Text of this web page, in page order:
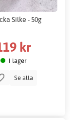
Silke - 50g
kr
I lager
Se alla